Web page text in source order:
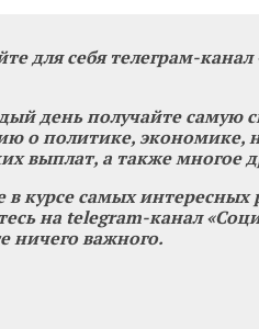
для себя телеграм-
день получайте самую
о политике, экономике,
выплат, а также многое
в курсе самых интересных
на telegram-канал
ничего важного.